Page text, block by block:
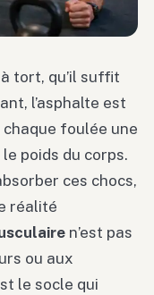
tort, qu’il suffit
l’asphalte est
foulée une
poids du corps.
ces chocs,
réalité
n’est pas
ou aux
le socle qui